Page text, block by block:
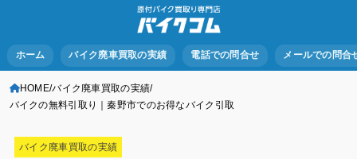
ホーム バイク廃車買取の実績 電話での問合せ メールでの問合
HOME バイク廃車買取の実績
バイクの無料引取り｜秦野市でのお得なバイク引取
バイク廃車買取の実績